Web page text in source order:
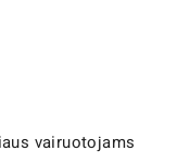
vairuotojams